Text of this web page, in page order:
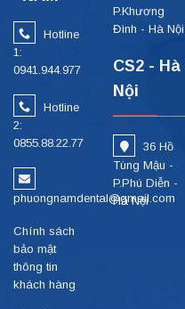
Hotline
1:
0941.944.977
Hotline
2:
0855.88.22.77
phuongnamdental@gmail.com
Chính sách
bảo mật
thông tin
khách hàng
P.Khương
Đình - Hà Nội
CS2 - Hà
Nội
36 Hồ
Tùng Mậu -
P.Phú Diễn -
Hà Nội